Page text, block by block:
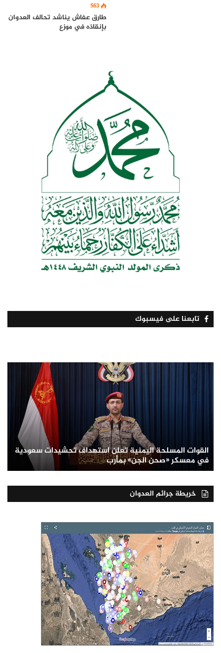
563
طارق عفاش يناشد تحالف العدوان
بإنقاذه في موزع
تابعنا على فيسبوك
القوات المسلحة اليمنية تعلن استهداف تحشيدات سعودية
في معسكر «صحن الجن» بمأرب
خريطة جرائم العدوان